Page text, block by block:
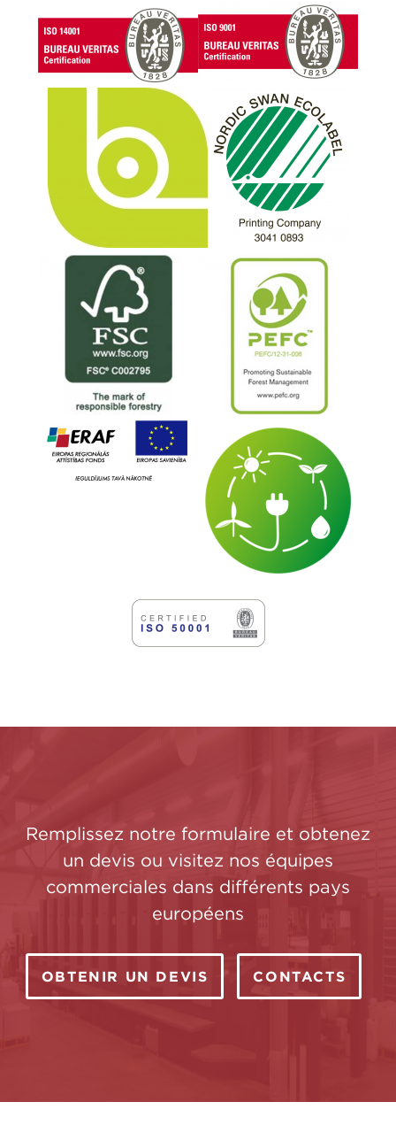
Muller Martini Alegro, ligne de reliure parfaite
avec fronceur, option colle froide et palettiseur
Muller Martini Acoro A5, ligne de reliure
parfaite avec fronces
Muller Martini Kolibri/Diamant MC, ligne de
production de livres à couverture rigide avec
insertion de ruban, jaquette, fardelage et
palettiseur
Muller Martini Diamant MC 60, ligne de
production de livres à couverture rigide avec
insertion de ruban, jaquette, fardelage et
palettiseur
Ligne d'emboîtage Muller Martini Diamant MC
Gamme de livres Hunkeler, bobines imprimées
numériquement en cahiers ou en feuilles
2 x Muller Martini Ventura MC Digital, machine
à coudre pour draps imprimés numériquement
d'emboîtage pour la production numérique
Couture
Découpe
Remplissez notre formulaire et obtenez
un devis ou visitez nos équipes
commerciales dans différents pays
européens
OBTENIR UN DEVIS CONTACTS